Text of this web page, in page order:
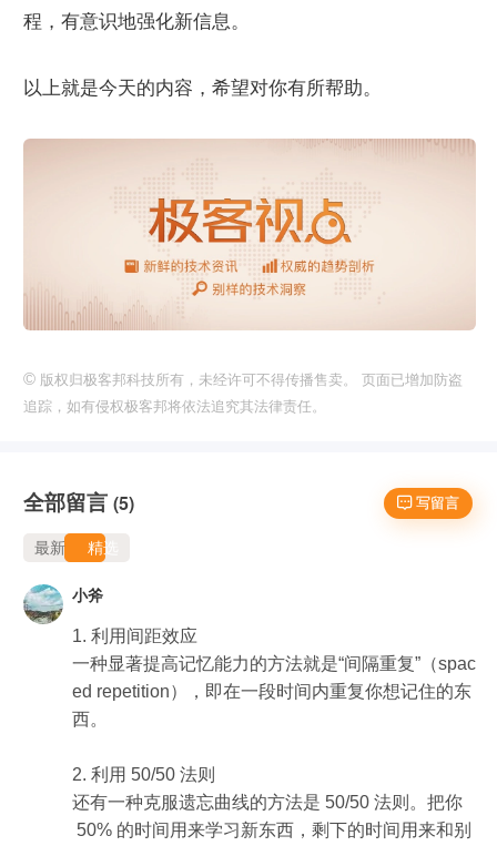
程，有意识地强化新信息。
以上就是今天的内容，希望对你有所帮助。
© 版权归极客邦科技所有，未经许可不得传播售卖。 页面已增加防盗
追踪，如有侵权极客邦将依法追究其法律责任。
 写留言
全部留言 (5)
最新 精选
小斧
1. 利用间距效应
一种显著提高记忆能力的方法就是“间隔重复”（spac
ed repetition），即在一段时间内重复你想记住的东
西。
2. 利用 50/50 法则
还有一种克服遗忘曲线的方法是 50/50 法则。把你
50% 的时间用来学习新东西，剩下的时间用来和别